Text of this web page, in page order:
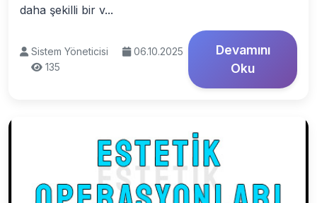
daha şekilli bir v...
Sistem Yöneticisi
06.10.2025
135
Devamını
Oku